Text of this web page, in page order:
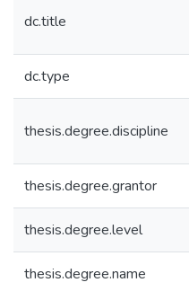
dc.title
dc.type
thesis.degree.discipline
thesis.degree.grantor
thesis.degree.level
thesis.degree.name